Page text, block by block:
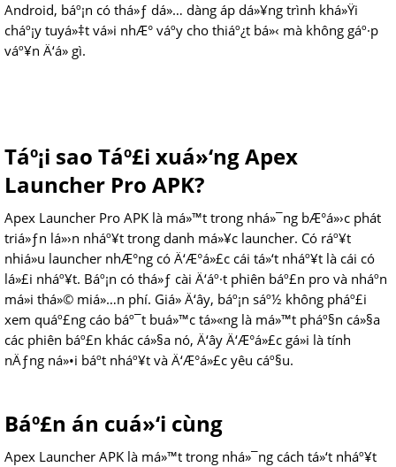
Android, báº¡n có thá»ƒ dá»… dàng áp dá»¥ng trình khá»Ÿi
cháº¡y tuyá»‡t vá»i nhÆ° váº­y cho thiáº¿t bá»‹ mà không gáº·p
váº¥n Ä‘á» gì.
Táº¡i sao Táº£i xuá»‘ng Apex
Launcher Pro APK?
Apex Launcher Pro APK là má»™t trong nhá»¯ng bÆ°á»›c phát
triá»ƒn lá»›n nháº¥t trong danh má»¥c launcher. Có ráº¥t
nhiá»u launcher nhÆ°ng có Ä‘Æ°á»£c cái tá»‘t nháº¥t là cái có
lá»£i nháº¥t. Báº¡n có thá»ƒ cài Ä‘áº·t phiên báº£n pro và nháº­n
má»i thá»© miá»…n phí. Giá» Ä‘ây, báº¡n sáº½ không pháº£i
xem quáº£ng cáo báº¯t buá»™c tá»«ng là má»™t pháº§n cá»§a
các phiên báº£n khác cá»§a nó, Ä‘ây Ä‘Æ°á»£c gá»i là tính
nÄƒng ná»•i báº­t nháº¥t và Ä‘Æ°á»£c yêu cáº§u.
Báº£n án cuá»‘i cùng
Apex Launcher APK là má»™t trong nhá»¯ng cách tá»‘t nháº¥t